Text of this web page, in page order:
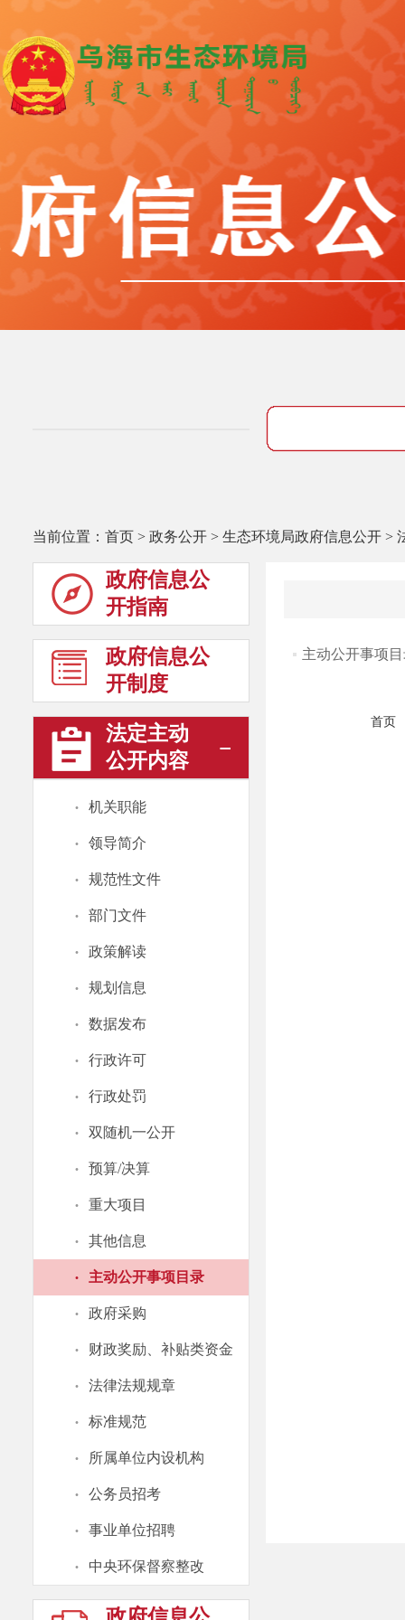
当前位置： 首页 > 政务公开 > 生态环境局政府信息公开 >
政府信息公
开指南
政府信息公
开制度
法定主动
公开内容
· 机关职能
· 领导简介
· 规范性文件
· 部门文件
· 政策解读
· 规划信息
· 数据发布
· 行政许可
· 行政处罚
· 双随机一公开
· 预算/决算
· 重大项目
· 其他信息
· 主动公开事项目录
· 政府采购
· 财政奖励、补贴类资金
· 法律法规规章
· 标准规范
· 所属单位内设机构
· 公务员招考
· 事业单位招聘
· 中央环保督察整改
主动公开事项
首页